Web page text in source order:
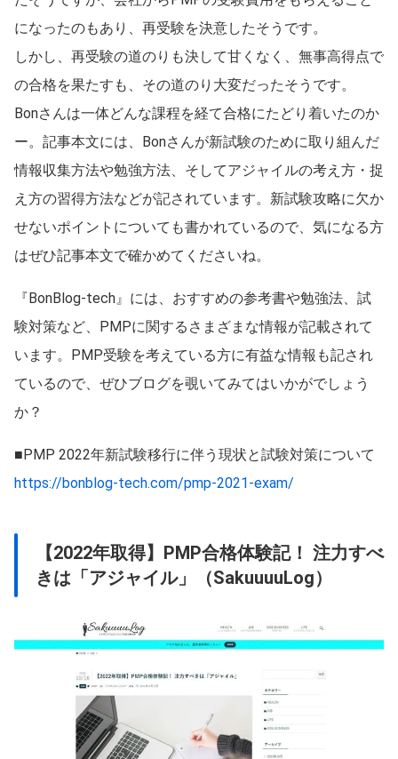
になったのもあり、再受験を決意したそうです。
しかし、再受験の道のりも決して甘くなく、無事高得点で
の合格を果たすも、その道のり大変だったそうです。
Bonさんは一体どんな課程を経て合格にたどり着いたのか
ー。記事本文には、Bonさんが新試験のために取り組んだ
情報収集方法や勉強方法、そしてアジャイルの考え方・捉
え方の習得方法などが記されています。新試験攻略に欠か
せないポイントについても書かれているので、気になる方
はぜひ記事本文で確かめてくださいね。
『BonBlog-tech』には、おすすめの参考書や勉強法、試
験対策など、PMPに関するさまざまな情報が記載されて
います。PMP受験を考えている方に有益な情報も記され
ているので、ぜひブログを覗いてみてはいかがでしょう
か？
■PMP 2022年新試験移行に伴う現状と試験対策について
https://bonblog-tech.com/pmp-2021-exam/
【2022年取得】PMP合格体験記！ 注力すべ
きは「アジャイル」（SakuuuuLog）